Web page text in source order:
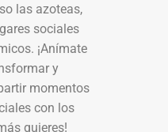
las azoteas,
sociales
¡Anímate
y
momentos
con los
quieres!